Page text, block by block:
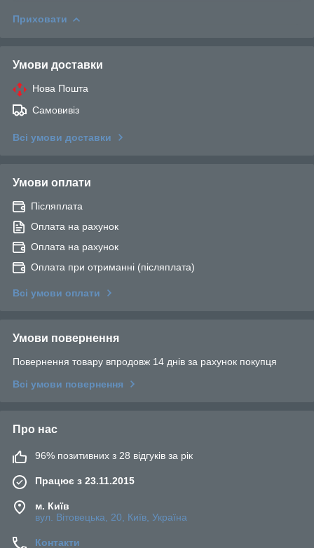
Приховати
Умови доставки
Нова Пошта
Самовивіз
Всі умови доставки
Умови оплати
Післяплата
Оплата на рахунок
Оплата на рахунок
Оплата при отриманні (післяплата)
Всі умови оплати
Умови повернення
Повернення товару впродовж 14 днів за рахунок покупця
Всі умови повернення
Про нас
96% позитивних з 28 відгуків за рік
Працює з 23.11.2015
м. Київ
вул. Вітовецька, 20, Київ, Україна
Контакти